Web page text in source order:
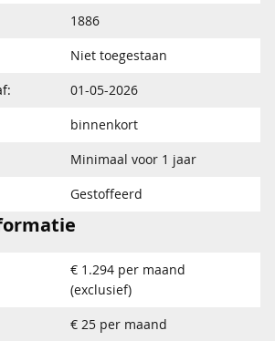
1886
Niet toegestaan
01-05-2026
binnenkort
Minimaal voor 1 jaar
Gestoffeerd
€ 1.294 per maand
(exclusief)
€ 25 per maand